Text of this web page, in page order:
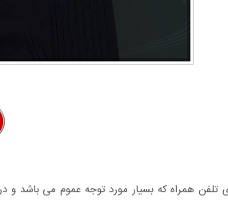
همراه که بسیار مورد توجه عموم می باشد و